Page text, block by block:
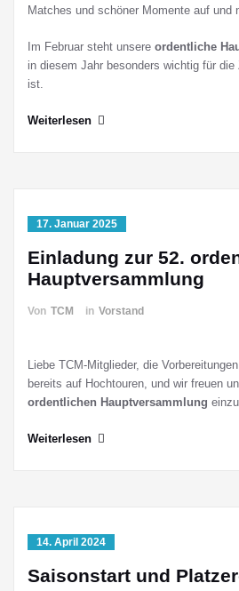
Matches und schöner Momente auf und
Im Februar steht unsere ordentliche
in diesem Jahr besonders wichtig für
ist.
Weiterlesen
17. Januar 2025
Einladung zur 52.
Hauptversammlung
Von TCM in Vorstand
Liebe TCM-Mitglieder, die
bereits auf Hochtouren, und wir freuen
ordentlichen Hauptversammlung
Weiterlesen
14. April 2024
Saisonstart und